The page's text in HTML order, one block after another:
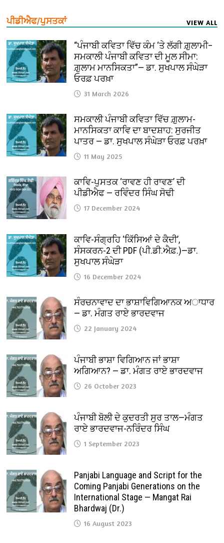
ਪੀਡੀਐਫ/ਪੁਸਤਕਾਂ VIEW ALL
“ਪੰਜਾਬੀ ਕਵਿਤਾ ਵਿੱਚ ਕੰਮ ‘ਤੇ ਲੱਗੀ ਗ਼ੁਲਾਮੀ–
ਸਮਕਾਲੀ ਪੰਜਾਬੀ ਕਵਿਤਾ ਦੀ ਮੂਲ ਸੀਮਾ:
ਗ਼ੁਲਾਮ ਮਾਨਸਿਕਤਾ”— ਡਾ. ਸੁਖਪਾਲ ਸੰਘੇੜਾ
ਓਰਫ਼ ਪਰਖ਼ਾ
31 March 2026
ਸਮਕਾਲੀ ਪੰਜਾਬੀ ਕਵਿਤਾ ਵਿੱਚ ਗ਼ੁਲਾਮ-
ਮਾਨਸਿਕਤਾ ਕਾਵਿ ਦਾ ਬਾਦਸ਼ਾਹ: ਸੁਰਜੀਤ
ਪਾਤਰ — ਡਾ. ਸੁਖਪਾਲ ਸੰਘੇੜਾ ਓਰਫ਼ ਪਰਖ਼ਾ
11 May 2025
ਕਾਵਿ-ਪੁਸਤਕ ‘ਰਾਵਣ ਹੀ ਰਾਵਣ’ ਦੀ
ਪੀਡੀਐਫ — ਰਵਿੰਦਰ ਸਿੰਘ ਸੋਢੀ
17 December 2024
ਕਾਵਿ-ਸੰਗ੍ਰਹਿ ‘ਕਿੱਸਿਆਂ ਦੇ ਕੈਦੀ’,
ਸੰਸਕਰਨ-2 ਦੀ PDF (ਪੀ.ਡੀ.ਐਫ਼.)—ਡਾ.
ਸੁਖਪਾਲ ਸੰਘੇੜਾ
16 December 2024
ਸੰਰਚਨਾਵਾਦ ਦਾ ਭਾਸ਼ਾਵਿਗਿਆਨਕ ਅਾਧਾਰ
— ਡਾ. ਮੰਗਤ ਰਾਏ ਭਾਰਦਵਾਜ
22 January 2024
ਪੰਜਾਬੀ ਭਾਸ਼ਾ ਵਿਗਿਆਨ ਜਾਂ ਭਾਸ਼ਾ
ਅਗਿਆਨ? — ਡਾ. ਮੰਗਤ ਰਾਏ ਭਾਰਦਵਾਜ
26 October 2023
ਪੰਜਾਬੀ ਬੋਲੀ ਦੇ ਕੁਦਰਤੀ ਸੁਰ ਤਾਲ—ਮੰਗਤ
ਰਾਏ ਭਾਰਦਵਾਜ-ਨਰਿੰਦਰ ਸਿੰਘ
1 September 2023
Panjabi Language and Script for the
Coming Panjabi Generations on the
International Stage — Mangat Rai
Bhardwaj (Dr.)
16 August 2023